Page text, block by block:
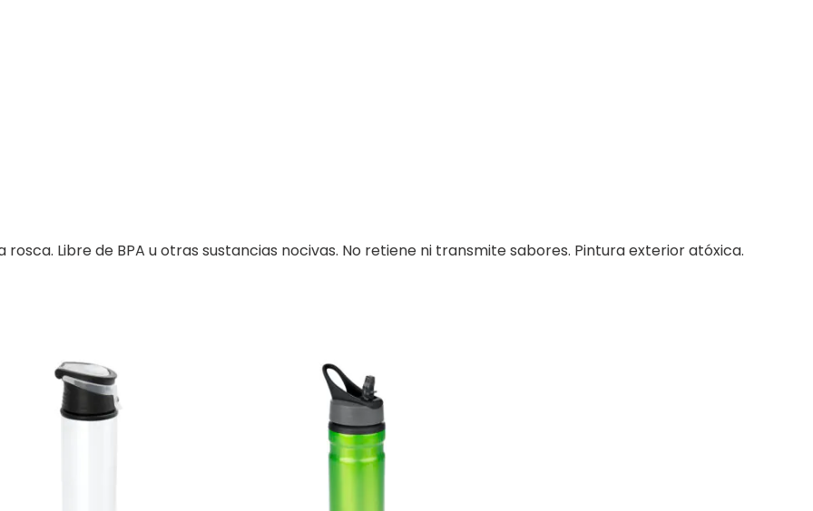
Libre de BPA u otras sustancias nocivas. No retiene ni transmite sabores. Pintura exterior atóxica.